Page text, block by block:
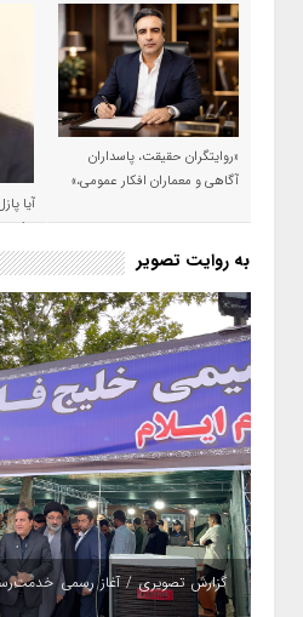
«روایتگران حقیقت، پاسداران
آگاهی و معماران افکار عمومی،»
آیا
شود؟!
به روایت تصویر
گزارش تصویری / آغاز رسمی